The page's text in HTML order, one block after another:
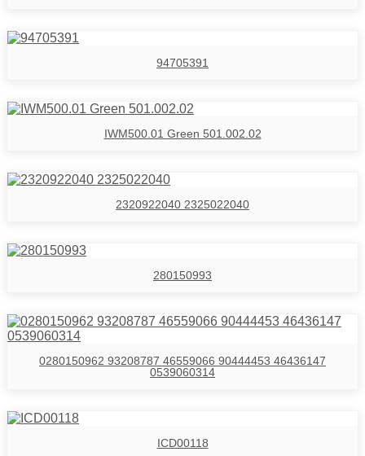
94705391
IWM500.01 Green 501.002.02
2320922040 2325022040
280150993
0280150962 93208787 46559066 90444453 46436147
0539060314
ICD00118